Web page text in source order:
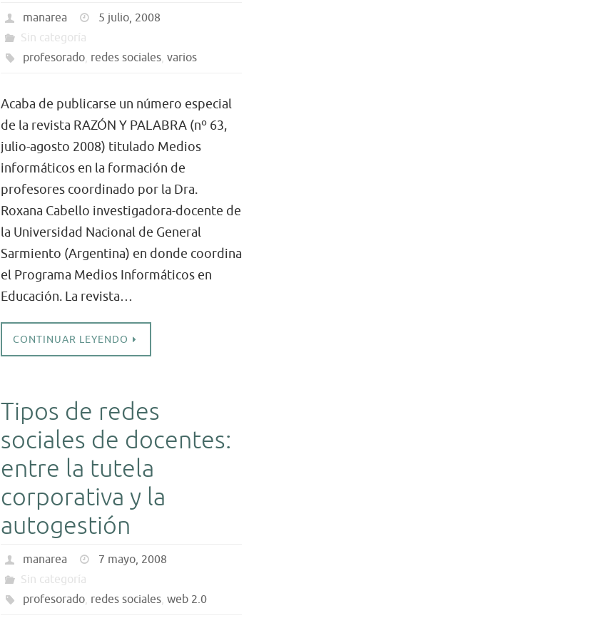
manarea
5 julio, 2008
Sin categoría
profesorado, redes sociales,varios
Acaba de publicarse un número especial
de la revista RAZÓN Y PALABRA (nº 63,
julio-agosto 2008) titulado Medios
informáticos en la formación de
profesores coordinado por la Dra.
Roxana Cabello investigadora-docente de
la Universidad Nacional de General
Sarmiento (Argentina) en donde coordina
el Programa Medios Informáticos en
Educación. La revista…
CONTINUAR LEYENDO
Tipos de redes
sociales de docentes:
entre la tutela
corporativa y la
autogestión
manarea
7 mayo, 2008
Sin categoría
profesorado, redes sociales,web 2.0